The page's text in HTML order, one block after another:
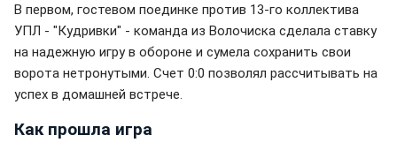
В первом, гостевом поединке против 13-го коллектива
УПЛ - "Кудривки" - команда из Волочиска сделала ставку
на надежную игру в обороне и сумела сохранить свои
ворота нетронутыми. Счет 0:0 позволял рассчитывать на
успех в домашней встрече.
Как прошла игра